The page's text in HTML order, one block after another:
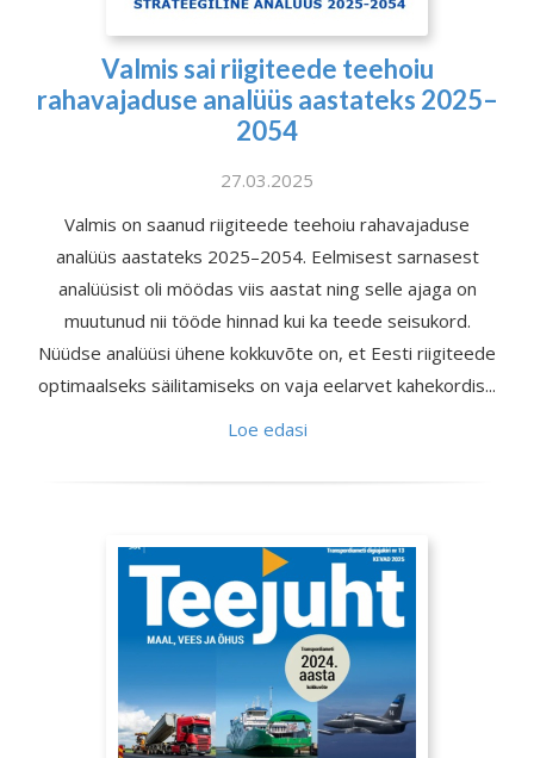
Valmis sai riigiteede teehoiu
rahavajaduse analüüs aastateks 2025–
2054
27.03.2025
Valmis on saanud riigiteede teehoiu rahavajaduse
analüüs aastateks 2025–2054. Eelmisest sarnasest
analüüsist oli möödas viis aastat ning selle ajaga on
muutunud nii tööde hinnad kui ka teede seisukord.
Nüüdse analüüsi ühene kokkuvõte on, et Eesti riigiteede
optimaalseks säilitamiseks on vaja eelarvet kahekordis...
Loe edasi